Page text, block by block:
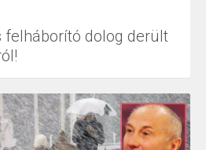
felháborító dolog derült